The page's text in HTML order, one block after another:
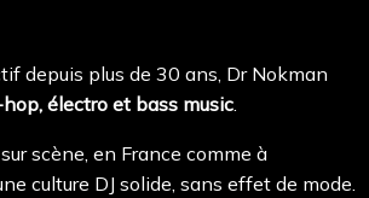
depuis plus de 30 ans, Dr Nokman
électro et bass music.
scène, en France comme à
culture DJ solide, sans effet de mode.